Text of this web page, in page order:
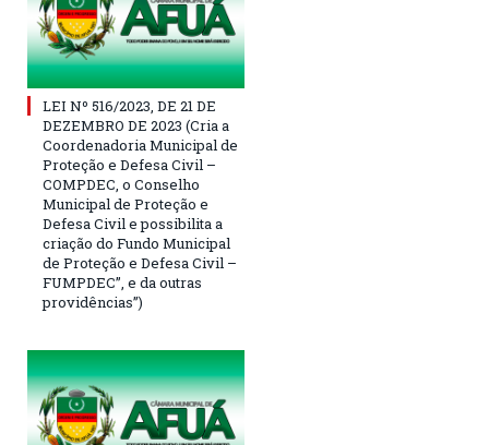
LEI Nº 516/2023, DE 21 DE
DEZEMBRO DE 2023 (Cria a
Coordenadoria Municipal de
Proteção e Defesa Civil –
COMPDEC, o Conselho
Municipal de Proteção e
Defesa Civil e possibilita a
criação do Fundo Municipal
de Proteção e Defesa Civil –
FUMPDEC”, e da outras
providências”)